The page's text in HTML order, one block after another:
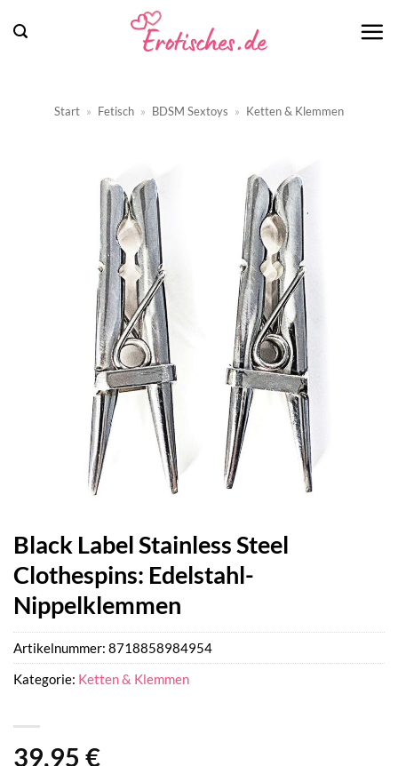
Inhalt
Start » Fetisch » BDSM Sextoys » Ketten & Klemmen
Black Label Stainless Steel
Clothespins: Edelstahl-
Nippelklemmen
39,95 €
Artikelnummer: 8718858984954
Kategorie: Ketten & Klemmen